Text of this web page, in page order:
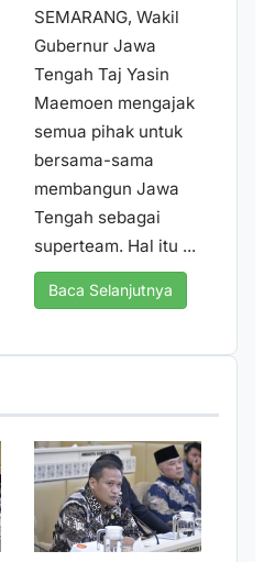
SEMARANG, Wakil
Gubernur Jawa
Tengah Taj Yasin
Maemoen mengajak
semua pihak untuk
bersama-sama
membangun Jawa
Tengah sebagai
superteam. Hal itu ...
Baca Selanjutnya